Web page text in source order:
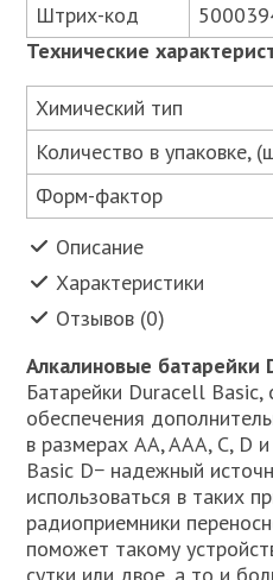
Штрих-код
Технические
Химический тип
Количество в упаковке,
Форм-фактор
Описание
Характеристики
Отзывов (0)
Алкалиновые батарейки
Батарейки Duracell
обеспечения
в размерах AA, AAA, C, D
Basic D− надежный
использоваться в таких
радиоприемники
поможет такому
сутки или двое, а то и